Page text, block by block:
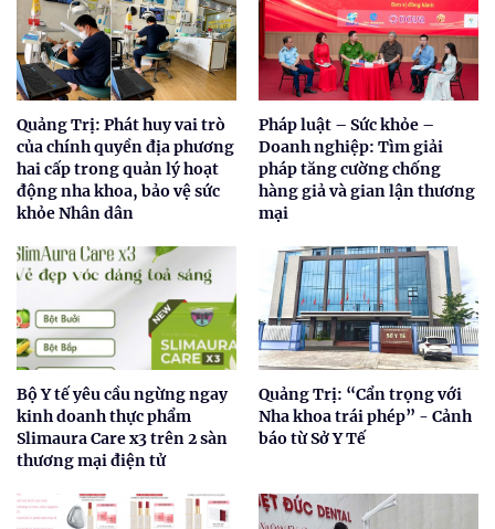
Quảng Trị: Phát huy vai trò
của chính quyền địa phương
hai cấp trong quản lý hoạt
động nha khoa, bảo vệ sức
khỏe Nhân dân
Pháp luật – Sức khỏe –
Doanh nghiệp: Tìm giải
pháp tăng cường chống
hàng giả và gian lận thương
mại
Bộ Y tế yêu cầu ngừng ngay
kinh doanh thực phẩm
Slimaura Care x3 trên 2 sàn
thương mại điện tử
Quảng Trị: “Cẩn trọng với
Nha khoa trái phép” - Cảnh
báo từ Sở Y Tế